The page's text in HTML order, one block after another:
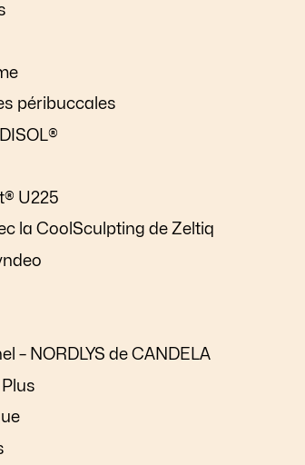
péribuccales
U225
la CoolSculpting de Zeltiq
– NORDLYS de CANDELA